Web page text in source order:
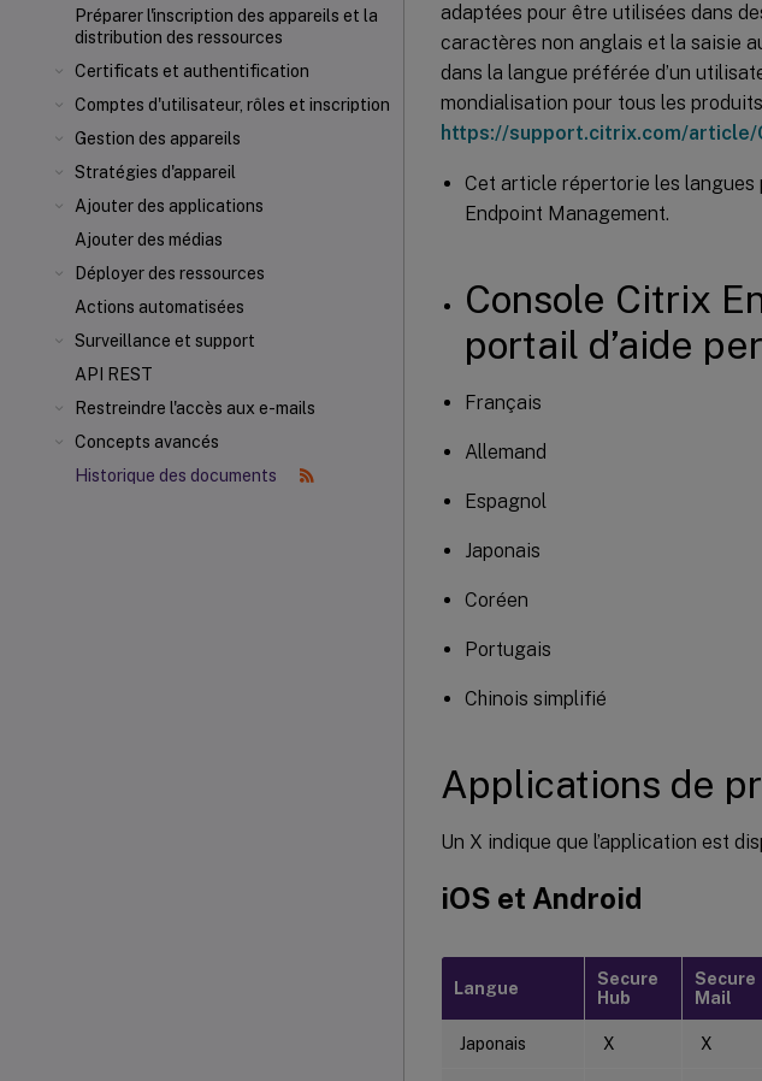
Préparer l'inscription des appareils et la
distribution des ressources
Certificats et authentification
Comptes d'utilisateur, rôles et inscription
Gestion des appareils
Stratégies d'appareil
Ajouter des applications
Ajouter des médias
Déployer des ressources
Actions automatisées
Surveillance et support
API REST
Restreindre l'accès aux e-mails
Concepts avancés
Historique des documents
adaptées pour être utilisées dans
caractères non anglais et la saisie
dans la langue préférée d’un
mondialisation pour tous les
https://support.citrix.com/article/
Cet article répertorie les langues
Endpoint Management.
Console Citrix
portail d’aide
Français
Allemand
Espagnol
Japonais
Coréen
Portugais
Chinois simplifié
Applications de
Un X indique que l’application est
iOS et Android
Langue
Secure
Hub
Secure
Mail
Japonais X X